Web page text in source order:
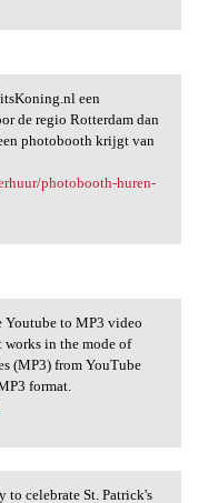
een
de regio Rotterdam dan
photobooth krijgt van
photobooth-huren-
free
to MP3 video
in the mode of
(MP3) from YouTube
format.
to celebrate St. Patrick's